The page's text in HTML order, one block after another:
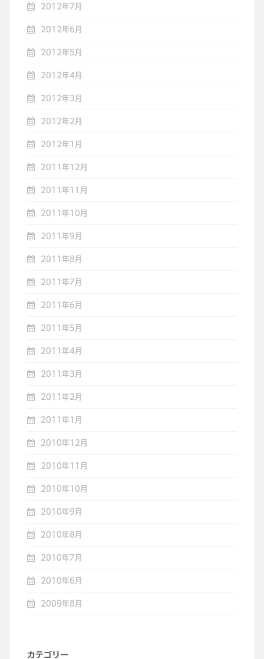
2012年7月
2012年6月
2012年5月
2012年4月
2012年3月
2012年2月
2012年1月
2011年12月
2011年11月
2011年10月
2011年9月
2011年8月
2011年7月
2011年6月
2011年5月
2011年4月
2011年3月
2011年2月
2011年1月
2010年12月
2010年11月
2010年10月
2010年9月
2010年8月
2010年7月
2010年6月
2009年8月
カテゴリー